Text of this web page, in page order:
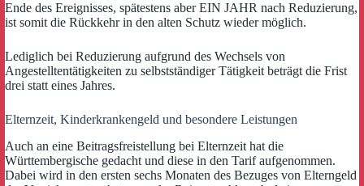
Ende des Ereignisses, spätestens aber EIN JAHR nach Reduzierung,
ist somit die Rückkehr in den alten Schutz wieder möglich.
Lediglich bei Reduzierung aufgrund des Wechsels von
Angestelltentätigkeiten zu selbstständiger Tätigkeit beträgt die Frist
drei statt eines Jahres.
Elternzeit, Kinderkrankengeld und besondere Leistungen
Auch an eine Beitragsfreistellung bei Elternzeit hat die
Württembergische gedacht und diese in den Tarif aufgenommen.
Dabei wird in den ersten sechs Monaten des Bezuges von Elterngeld